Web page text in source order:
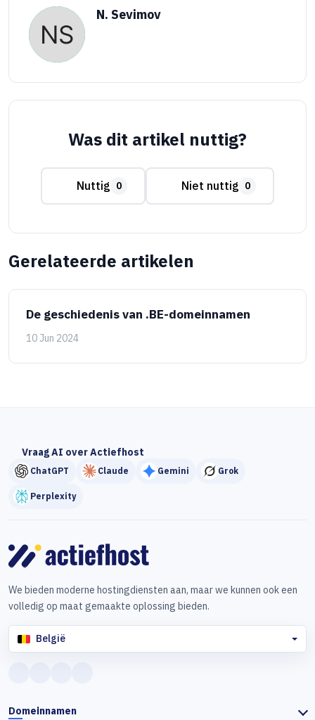
N. Sevimov
Was dit artikel nuttig?
Nuttig 0 Niet nuttig 0
Gerelateerde artikelen
De geschiedenis van .BE-domeinnamen
10 Jun 2024
Vraag AI over Actiefhost
ChatGPT Claude Gemini Grok
Perplexity
We bieden moderne hostingdiensten aan, maar we kunnen ook een
volledig op maat gemaakte oplossing bieden.
België
Domeinnamen